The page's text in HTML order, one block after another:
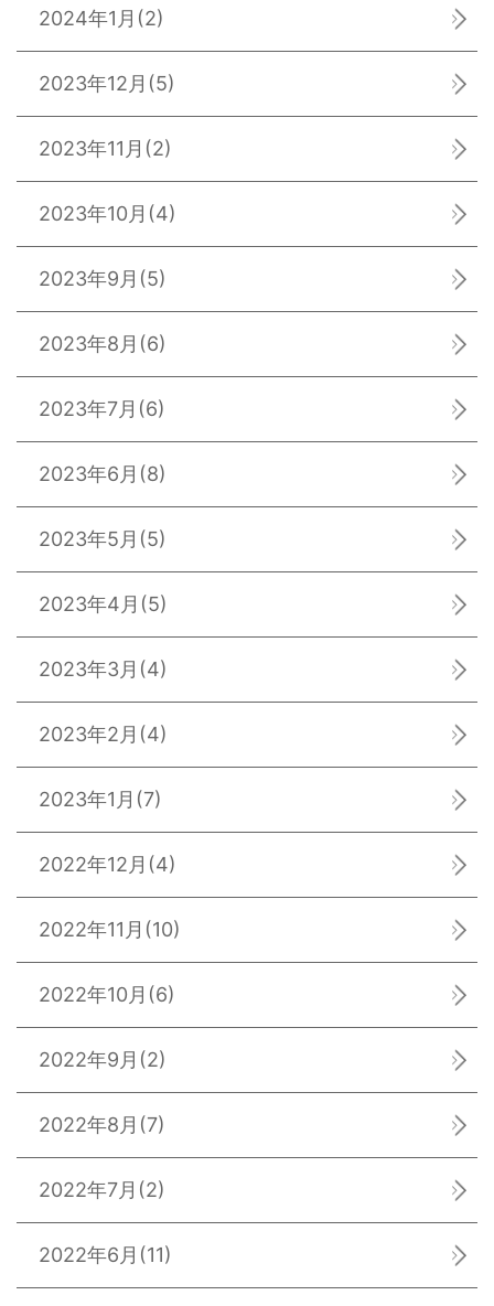
2024年1月 (2)
2023年12月 (5)
2023年11月 (2)
2023年10月 (4)
2023年9月 (5)
2023年8月 (6)
2023年7月 (6)
2023年6月 (8)
2023年5月 (5)
2023年4月 (5)
2023年3月 (4)
2023年2月 (4)
2023年1月 (7)
2022年12月 (4)
2022年11月 (10)
2022年10月 (6)
2022年9月 (2)
2022年8月 (7)
2022年7月 (2)
2022年6月 (11)